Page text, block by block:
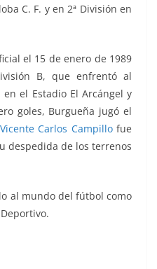
C. F. y en 2ª División en
el 15 de enero de 1989
B, que enfrentó al
en el Estadio El Arcángel y
goles, Burgueña jugó el
Vicente Carlos Campillofue
despedida de los terrenos
al mundo del fútbol como